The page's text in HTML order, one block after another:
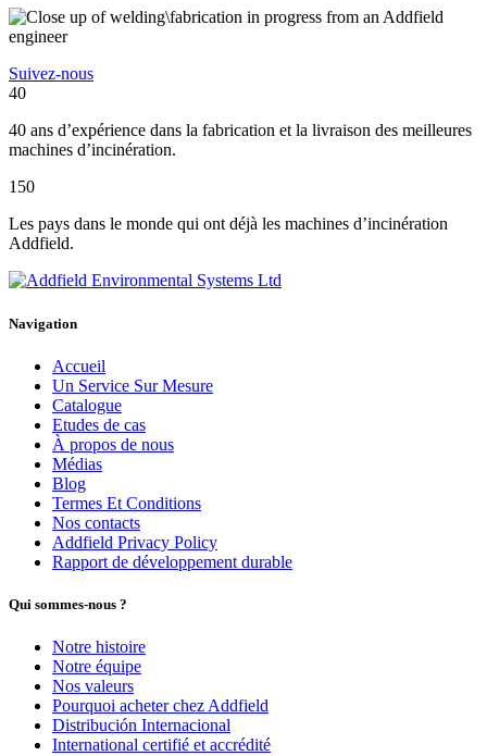
Suivez-nous
40
40 ans d’expérience dans la fabrication et la livraison des meilleures
machines d’incinération.
150
Les pays dans le monde qui ont déjà les machines d’incinération
Addfield.
Navigation
Accueil
Un Service Sur Mesure
Catalogue
Etudes de cas
À propos de nous
Médias
Blog
Termes Et Conditions
Nos contacts
Addfield Privacy Policy
Rapport de développement durable
Qui sommes-nous ?
Notre histoire
Notre équipe
Nos valeurs
Pourquoi acheter chez Addfield
Distribución Internacional
International certifié et accrédité